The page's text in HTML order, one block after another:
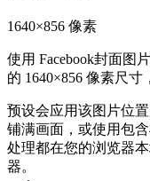
1640×856 像素
使用 Facebook封面图
的 1640×856 像素尺寸
预设会应用该图片位
铺满画面，或使用包
处理都在您的浏览器
器。